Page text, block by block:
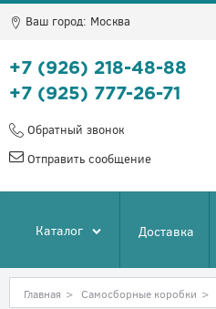
Ваш город: Москва
+7 (926) 218-48-88
+7 (925) 777-26-71
Обратный звонок
Отправить сообщение
Каталог Доставка
Главная > Самосборные коробки >